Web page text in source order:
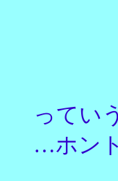
ってい
…ホン